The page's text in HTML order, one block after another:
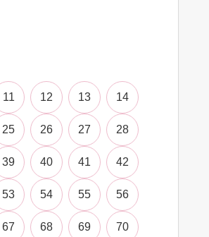
11 12 13 14
25 26 27 28
39 40 41 42
53 54 55 56
67 68 69 70